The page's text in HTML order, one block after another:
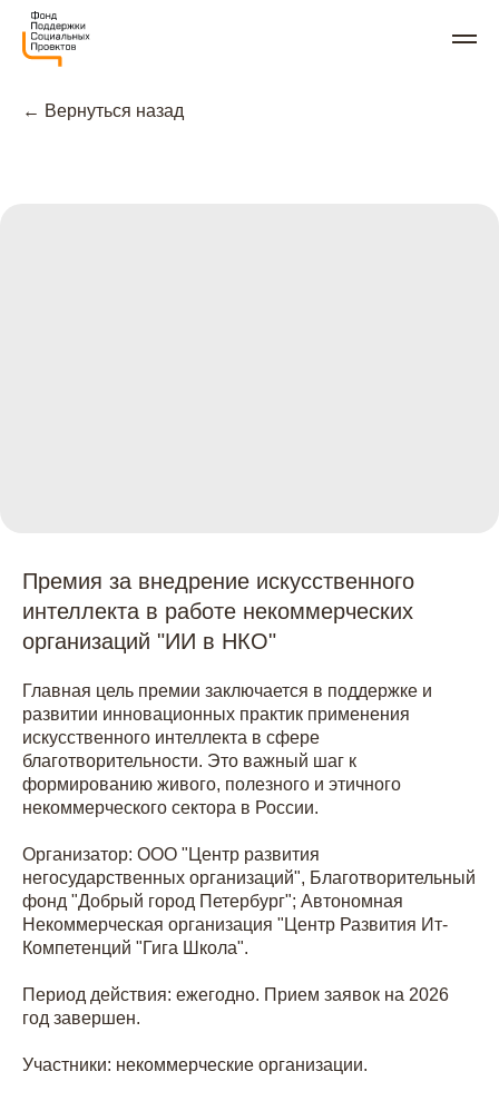
← Вернуться назад
Премия за внедрение искусственного
интеллекта в работе некоммерческих
организаций "ИИ в НКО"
Главная цель премии заключается в поддержке и
развитии инновационных практик применения
искусственного интеллекта в сфере
благотворительности. Это важный шаг к
формированию живого, полезного и этичного
некоммерческого сектора в России.
Организатор: ООО "Центр развития
негосударственных организаций", Благотворительный
фонд "Добрый город Петербург"; Автономная
Некоммерческая организация "Центр Развития Ит-
Компетенций "Гига Школа".
Период действия: ежегодно. Прием заявок на 2026
год завершен.
Участники: некоммерческие организации.